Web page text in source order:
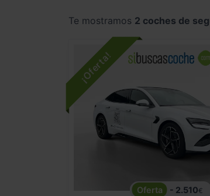
Te mostramos 2 coches de
- 2.510€